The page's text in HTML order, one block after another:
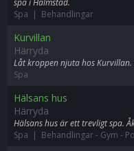
spa i Halmstad.
Spa | Behandlingar
Kurvillan
Härryda
Låt kroppen njuta hos Kurvillan.
Spa
Hälsans hus
Härryda
Hälsans hus är ett trevligt spa.
Spa | Behandlingar- Gym -